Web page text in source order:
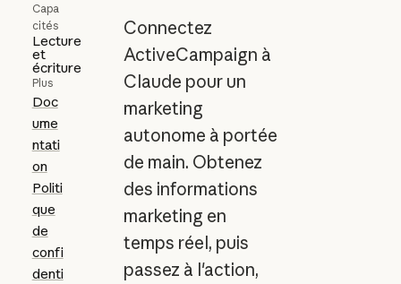
Capa
cités
Lecture
et
écriture
Plus
Doc
ume
ntati
on
Politi
que
de
confi
denti
Connectez
ActiveCampaign à
Claude pour un
marketing
autonome à portée
de main. Obtenez
des informations
marketing en
temps réel, puis
passez à l'action,